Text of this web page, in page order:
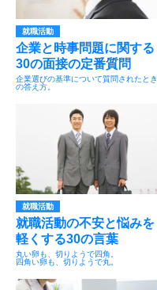
就職活動
企業と時事問題に関する
30の面接の定番質問
企業選びの基準について質問されたとき
の答え方。
就職活動
就職活動の不安と悩みを
軽くする30の言葉
丸い卵も、切りようで四角。
四角い卵も、切りようで丸。